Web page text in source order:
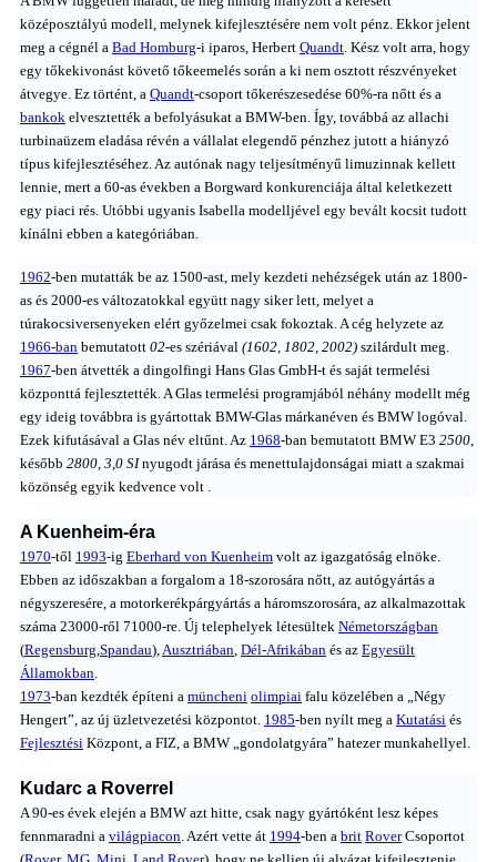
középosztályú modell, melynek kifejlesztésére nem volt pénz. Ekkor jelent
meg a cégnél a Bad Homburg-i iparos, Herbert Quandt. Kész volt arra, hogy
egy tőkekivonást követő tőkeemelés során a ki nem osztott részvényeket
átvegye. Ez történt, a Quandt-csoport tőkerészesedése 60%-ra nőtt és a
bankok elvesztették a befolyásukat a BMW-ben. Így, továbbá az allachi
turbinaüzem eladása révén a vállalat elegendő pénzhez jutott a hiányzó
típus kifejlesztéséhez. Az autónak nagy teljesítményű limuzinnak kellett
lennie, mert a 60-as években a Borgward konkurenciája által keletkezett
egy piaci rés. Utóbbi ugyanis Isabella modelljével egy bevált kocsit tudott
kínálni ebben a kategóriában.
1962-ben mutatták be az 1500-ast, mely kezdeti nehézségek után az 1800-
as és 2000-es változatokkal együtt nagy siker lett, melyet a
túrakocsiversenyeken elért győzelmei csak fokoztak. A cég helyzete az
1966-ban bemutatott 02-es szériával (1602, 1802, 2002) szilárdult meg.
1967-ben átvették a dingolfingi Hans Glas GmbH-t és saját termelési
központtá fejlesztették. A Glas termelési programjából néhány modellt még
egy ideig továbbra is gyártottak BMW-Glas márkanéven és BMW logóval.
Ezek kifutásával a Glas név eltűnt. Az 1968-ban bemutatott BMW E3 2500,
később 2800, 3,0 SInyugodt járása és menettulajdonságai miatt a szakmai
közönség egyik kedvence volt .
A Kuenheim-éra
1970-től 1993-ig Eberhard von Kuenheim volt az igazgatóság elnöke.
Ebben az időszakban a forgalom a 18-szorosára nőtt, az autógyártás a
négyszeresére, a motorkerékpárgyártás a háromszorosára, az alkalmazottak
száma 23000-ről 71000-re. Új telephelyek létesültek Németországban
(Regensburg,Spandau),Ausztriában, Dél-Afrikában és az Egyesült
Államokban.
1973-ban kezdték építeni a müncheni olimpiai falu közelében a „Négy
Hengert”, az új üzletvezetési központot. 1985-ben nyílt meg a Kutatási és
Fejlesztési Központ, a FIZ, a BMW „gondolatgyára” hatezer munkahellyel.
Kudarc a Roverrel
A 90-es évek elején a BMW azt hitte, csak nagy gyártóként lesz képes
fennmaradni a világpiacon. Azért vette át 1994-ben a brit RoverCsoportot